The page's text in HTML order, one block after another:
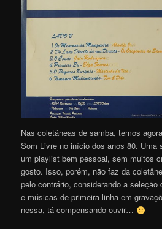
Nas coletâneas de samba, temos
Som Livre no início dos anos 80. Uma
um playlist bem pessoal, sem muitos
gosto. Isso, porém, não faz da
pelo contrário, considerando a
e músicas de primeira linha em
nessa, tá compensando ouvir…